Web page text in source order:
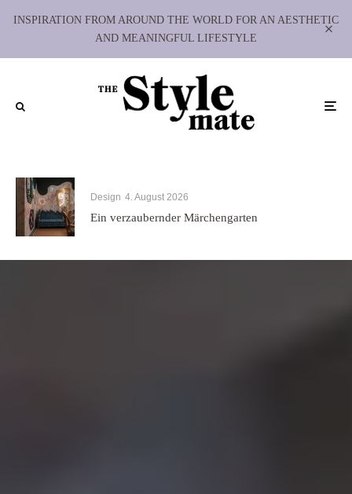
INSPIRATION FROM AROUND THE WORLD FOR AN AESTHETIC
AND MEANINGFUL LIFESTYLE
Design 4. August 2026
Ein verzaubernder Märchengarten